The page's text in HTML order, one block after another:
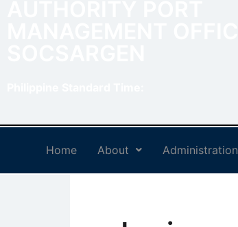
Home About Administration